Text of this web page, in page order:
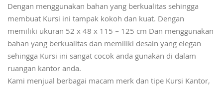
Dengan menggunakan bahan yang berkualitas sehingga
membuat Kursi ini tampak kokoh dan kuat. Dengan
memiliki ukuran 52 x 48 x 115 – 125 cm Dan menggunakan
bahan yang berkualitas dan memiliki desain yang elegan
sehingga Kursi ini sangat cocok anda gunakan di dalam
ruangan kantor anda.
Kami menjual berbagai macam merk dan tipe Kursi Kantor,